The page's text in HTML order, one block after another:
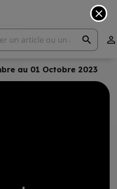
search 
close
au 01 Octobre 2023